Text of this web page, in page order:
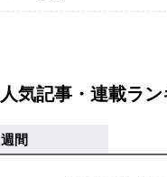
人気記事・連載ラ
週間